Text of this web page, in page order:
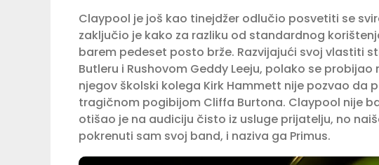
Claypool je još kao tinejdžer odlučio posvetiti se
zaključio je kako za razliku od standardnog
barem pedeset posto brže. Razvijajući svoj vlastiti
Butleru i Rushovom Geddy Leeju, polako se
njegov školski kolega Kirk Hammett nije pozvao da
tragičnom pogibijom Cliffa Burtona. Claypool nije
otišao je na audiciju čisto iz usluge prijatelju, no
pokrenuti sam svoj band, i naziva ga Primus.